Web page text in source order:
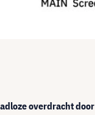
overdracht